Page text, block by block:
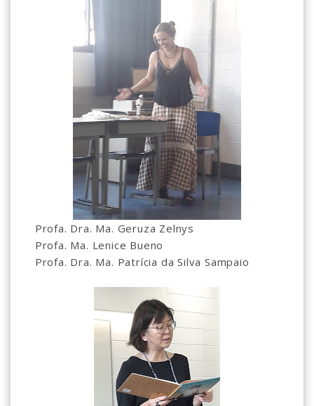
Profa. Dra. Ma. Geruza Zelnys
Profa. Ma. Lenice Bueno
Profa. Dra. Ma. Patrícia da Silva Sampaio